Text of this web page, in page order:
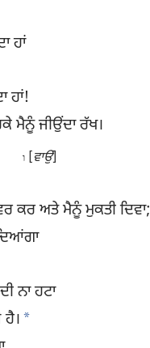
ਹਾਂ
ਹਾਂ!
ਮੈਨੂੰ ਜੀਉਂਦਾ ਰੱਖ।
ו[ਵਾਉ]
ਕਰ ਅਤੇ ਮੈਨੂੰ ਮੁਕਤੀ ਦਿਵਾ;
ਨਾ ਹਟਾ
*